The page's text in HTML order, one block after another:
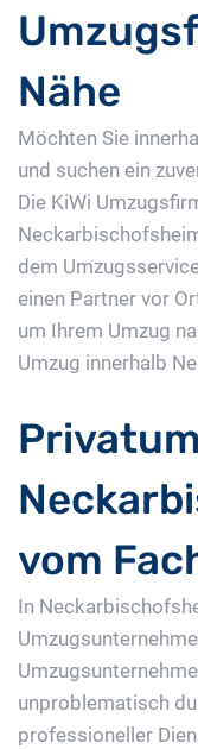
Nähe
Möchten Sie
und suchen ein
Die KiWi
dem
einen Partner vor
um Ihrem Umzug
Umzug innerhalb
vom
In
unproblematisch
professioneller